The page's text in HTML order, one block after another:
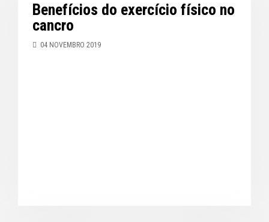
Benefícios do exercício físico no
cancro
04 NOVEMBRO 2019